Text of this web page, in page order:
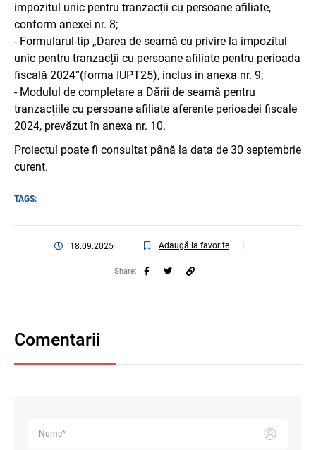
impozitul unic pentru tranzacții cu persoane afiliate,
conform anexei nr. 8;
- Formularul-tip „Darea de seamă cu privire la impozitul
unic pentru tranzacții cu persoane afiliate pentru perioada
fiscală 2024”(forma IUPT25), inclus în anexa nr. 9;
- Modulul de completare a Dării de seamă pentru
tranzacțiile cu persoane afiliate aferente perioadei fiscale
2024, prevăzut în anexa nr. 10.
Proiectul poate fi consultat până la data de 30 septembrie
curent.
TAGS:
18.09.2025 Adaugă la favorite
Share:
Comentarii